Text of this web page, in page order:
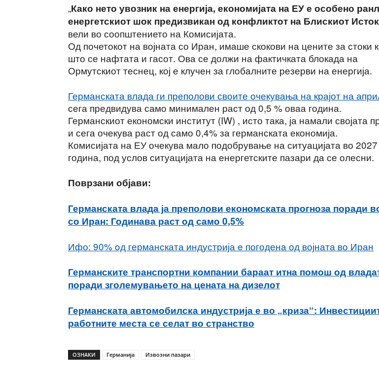
„Како нето увозник на енергија, економијата на ЕУ е особено
енергетскиот шок предизвикан од конфликтот на Блискиот Исток
вели во соопштението на Комисијата.
Од почетокот на војната со Иран, имаше скокови на цените за стоки
што се нафтата и гасот. Ова се должи на фактичката блокада на
Ормутскиот теснец, кој е клучен за глобалните резерви на енергија.
Германската влада ги преполови своите очекувања на крајот на
сега предвидува само минимален раст од 0,5 % оваа година.
Германскиот економски институт (IW) , исто така, ја намали својата
и сега очекува раст од само 0,4% за германската економија.
Комисијата на ЕУ очекува мало подобрување на ситуацијата во 2027
година, под услов ситуацијата на енергетските пазари да се олесни.
Поврзани објави:
Германската влада ја преполови економската прогноза поради
со Иран: Годинава раст од само 0,5%
Ифо: 90% oд германската индустрија e погодена од војната во Иран
Германските транспортни компании бараат итна помош од
поради зголемувањето на цената на дизелот
Германската автомобилска индустрија е во „криза“:
работните места се селат во странство
ОЗНАКИ Германија Извозни пазари